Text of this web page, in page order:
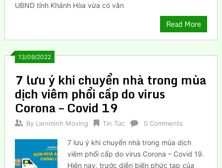
UBND tỉnh Khánh Hòa vừa có văn
Read More
13/09/2022
7 lưu ý khi chuyển nhà trong mùa
dịch viêm phổi cấp do virus
Corona – Covid 19
By Lienminh Moving Tin Tức 0 Comments
7 lưu ý khi chuyển nhà trong mùa dịch
viêm phổi cấp do virus Corona – Covid 19.
Hiện nay, trước diễn biến phức tạp của